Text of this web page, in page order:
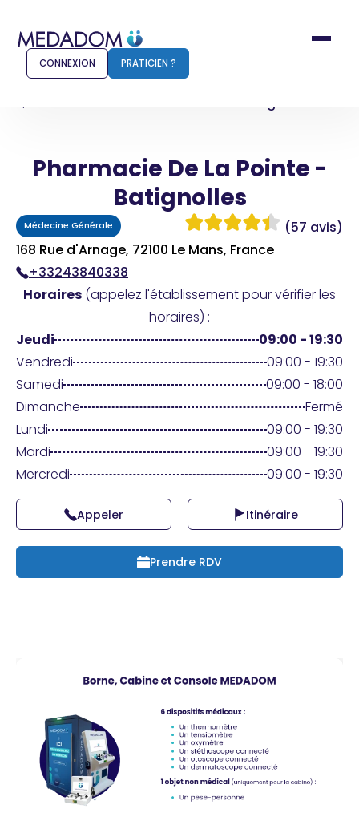
Comment ça marche ?
Pour les patients
Pharmacien
Connexion
Praticien ?
CONNEXION PRATICIEN ?
Pharmacie De La Pointe - Batignolles
Pharmacie De La Pointe -
Batignolles
Médecine Générale
(57 avis)
168 Rue d'Arnage, 72100 Le Mans, France
+33243840338
Horaires (appelez l'établissement pour vérifier les
horaires) :
Jeudi
09:00 - 19:30
Vendredi
09:00 - 19:30
Samedi
09:00 - 18:00
Dimanche
Fermé
Lundi
09:00 - 19:30
Mardi
09:00 - 19:30
Mercredi
09:00 - 19:30
Appeler Itinéraire
Prendre RDV